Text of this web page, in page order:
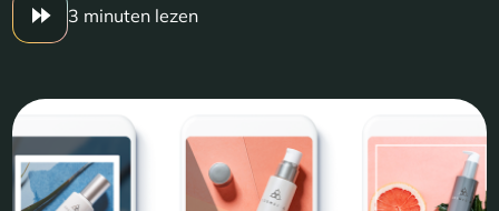
3 minuten lezen